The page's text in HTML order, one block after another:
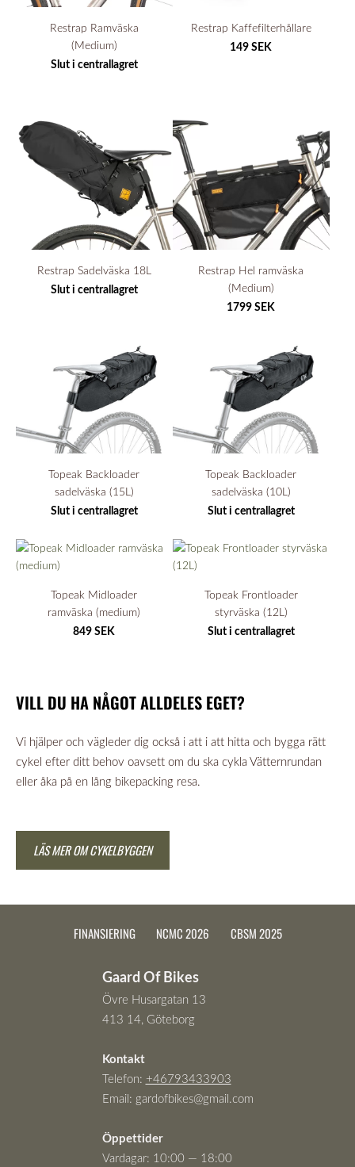
VILL DU HA NÅGOT ALLDELES EGET?
Vi hjälper och vägleder dig också i att i att hitta och bygga rätt
cykel efter ditt behov oavsett om du ska cykla Vätternrundan
eller åka på en lång bikepacking resa.
LÄS MER OM CYKELBYGGEN
Restrap Ramväska
(Medium)
Slut i centrallagret
Restrap Kaffefilterhållare
149 SEK
Restrap Sadelväska 18L
Slut i centrallagret
Restrap Hel ramväska
(Medium)
1799 SEK
Topeak Backloader
sadelväska (15L)
Slut i centrallagret
Topeak Backloader
sadelväska (10L)
Slut i centrallagret
Topeak Midloader
ramväska (medium)
849 SEK
Topeak Frontloader
styrväska (12L)
Slut i centrallagret
FINANSIERING NCMC 2026 CBSM 2025
Gaard Of Bikes
Övre Husargatan 13
413 14, Göteborg
Kontakt
Telefon: +46793433903
Email: gardofbikes@gmail.com
Öppettider
Vardagar: 10:00 — 18:00